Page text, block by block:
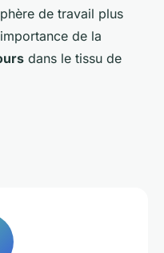
de travail plus
de la
dans le tissu de